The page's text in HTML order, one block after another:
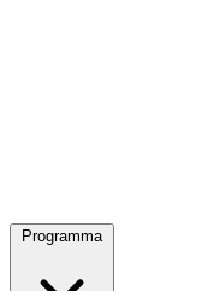
Programma